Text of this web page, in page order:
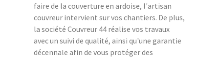
faire de la couverture en ardoise, l'artisan
couvreur intervient sur vos chantiers. De plus,
la société Couvreur 44 réalise vos travaux
avec un suivi de qualité, ainsi qu'une garantie
décennale afin de vous protéger des